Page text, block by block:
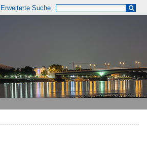
Erweiterte Suche